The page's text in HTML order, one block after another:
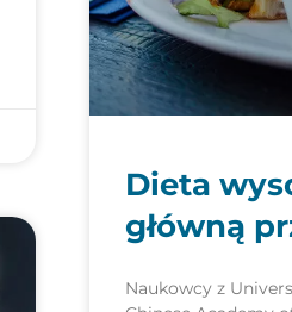
Dieta
główną
Naukowcy z